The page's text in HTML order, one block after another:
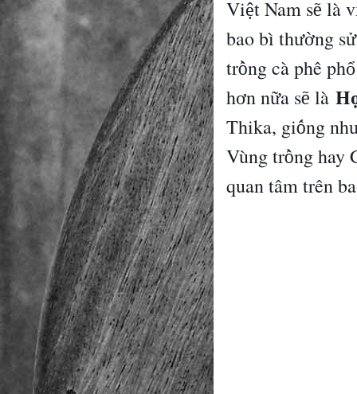
Việt Nam sẽ làv
bao bì thường sử
trồng càphê phổ
hơn nữa sẽ là H
Thika, giống nh
Vùng trồng hay
quan tâm trên